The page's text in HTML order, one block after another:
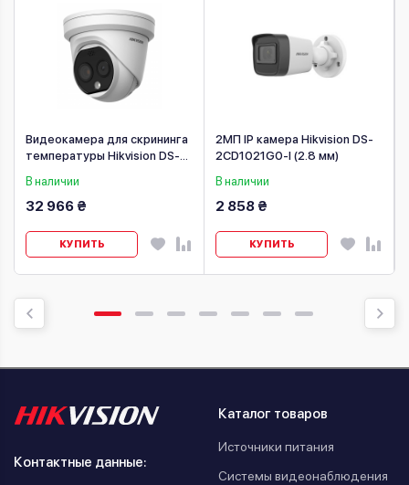
Видеокамера для скрининга
температуры Hikvision DS-
В наличии
32 966 ₴
КУПИТЬ
2МП IP камера Hikvision DS-
2CD1021G0-I (2.8 мм)
В наличии
2 858 ₴
КУПИТЬ
Контактные данные:
Каталог товаров
Источники питания
Системы видеонаблюдения